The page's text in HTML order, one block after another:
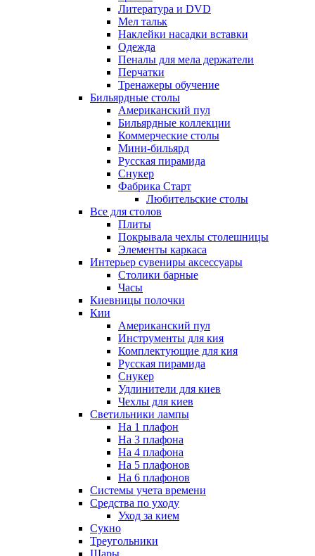
Литература и DVD
Мел тальк
Наклейки насадки вставки
Одежда
Пеналы для мела держатели
Перчатки
Тренажеры обучение
Бильярдные столы
Американский пул
Бильярдные коллекции
Коммерческие столы
Мини-бильярд
Русская пирамида
Снукер
Фабрика Старт
Любительские столы
Все для столов
Плиты
Покрывала чехлы столешницы
Элементы каркаса
Интерьер сувениры аксессуары
Столики барные
Часы
Киевницы полочки
Кии
Американский пул
Инструменты для кия
Комплектующие для кия
Русская пирамида
Снукер
Удлинители для киев
Чехлы для киев
Светильники лампы
На 1 плафон
На 3 плафона
На 4 плафона
На 5 плафонов
На 6 плафонов
Системы учета времени
Средства по уходу
Уход за кием
Сукно
Треугольники
Шары